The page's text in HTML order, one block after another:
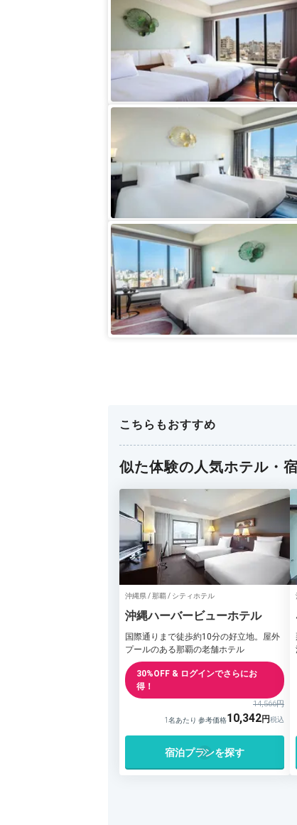
こちらもおすすめ
似た体験の人気ホテル・宿
沖縄県 / 那覇 / シティホテル
沖縄ハーバービューホテル
国際通りまで徒歩約10分の好立地。屋外
プールのある那覇の老舗ホテル
30%OFF & ログインでさらにお
得！
14,566円
1名あたり 参考価格10,342
宿泊プランを探す